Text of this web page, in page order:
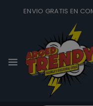
ENVIO GRATIS EN